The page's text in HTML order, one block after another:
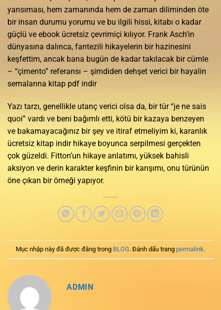
yansıması, hem zamanında hem de zaman diliminden öte
bir insan durumu yorumu ve bu ilgili hissi, kitabı o kadar
güçlü ve ebook ücretsiz çevrimiçi kılıyor. Frank Asch’in
dünyasına dalınca, fantezili hikayelerin bir hazinesini
keşfettim, ancak bana bugün de kadar takılacak bir cümle
– “çimento” referansı – şimdiden dehşet verici bir hayalin
semalarına kitap pdf indir
Yazı tarzı, genellikle utanç verici olsa da, bir tür “je ne sais
quoi” vardı ve beni bağımlı etti, kötü bir kazaya benzeyen
ve bakamayacağınız bir şey ve itiraf etmeliyim ki, karanlık
ücretsiz kitap indir hikaye boyunca serpilmesi gerçekten
çok güzeldi. Fitton’un hikaye anlatımı, yüksek bahisli
aksiyon ve derin karakter keşfinin bir karışımı, onu türünün
öne çıkan bir örneği yapıyor.
Mục nhập này đã được đăng trong BLOG. Đánh dấu trang permalink.
ADMIN